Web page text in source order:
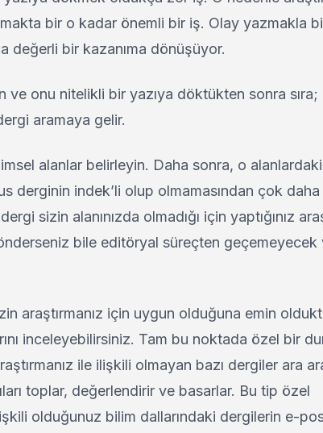
bir o kadar önemli bir iş. Olay yazmakla
değerli bir kazanıma dönüşüyor.
ve onu nitelikli bir yazıya döktükten sonra
aramaya gelir.
alanlar belirleyin. Daha sonra, o alanlardaki
derginin indek’li olup olmamasından çok daha
sizin alanınızda olmadığı için yaptığınız
bile editöryal süreçten geçemeyecek
araştırmanız için uygun olduğuna emin
inceleyebilirsiniz. Tam bu noktada özel bir
ile ilişkili olmayan bazı dergiler ara
toplar, değerlendirir ve basarlar. Bu tip özel
olduğunuz bilim dallarındaki dergilerin e-